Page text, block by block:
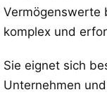
Vermögenswerte
komplex und
Sie eignet sich
Unternehmen